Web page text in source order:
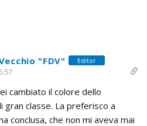
"FDV" Editor
cambiato il colore dello
classe. La preferisco a
conclusa, che non mi aveva mai